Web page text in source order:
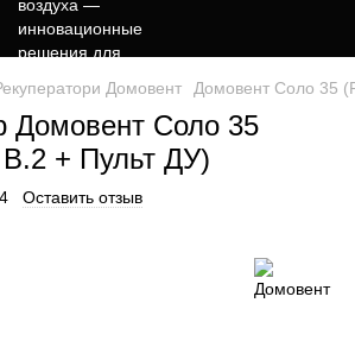
Домовент Домовент Соло 35
Домовент Соло 35
+ Пульт ДУ)
Оставить отзыв